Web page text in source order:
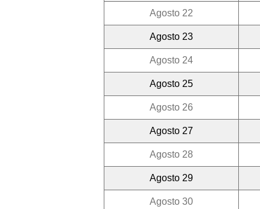
Agosto 22
Agosto 23
Agosto 24
Agosto 25
Agosto 26
Agosto 27
Agosto 28
Agosto 29
Agosto 30